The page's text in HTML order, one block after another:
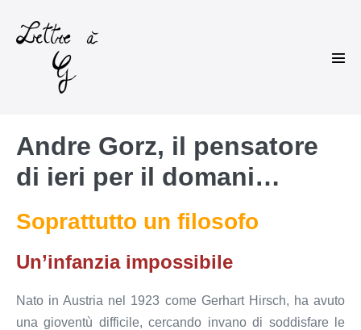
Andre Gorz, il pensatore
di ieri per il domani…
Soprattutto un filosofo
Un’infanzia impossibile
Nato in Austria nel 1923 come Gerhart Hirsch, ha avuto
una gioventù difficile, cercando invano di soddisfare le